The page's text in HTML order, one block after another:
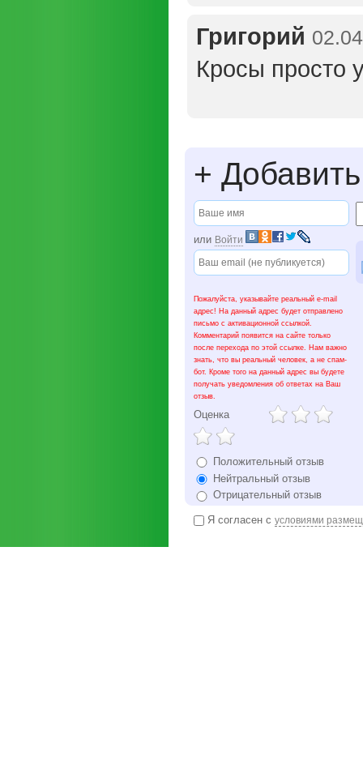
Григорий
Кросы просто
+
или Войти
Пожалуйста, указывайте реальный e-mail
адрес! На данный адрес будет отправлено
письмо с активационной ссылкой.
Комментарий появится на сайте только
после перехода по этой ссылке. Нам важно
знать, что вы реальный человек, а не спам-
бот. Кроме того на данный адрес вы будете
получать уведомления об ответах на Ваш
отзыв.
Оценка
Положительный отзыв
Нейтральный отзыв
Отрицательный отзыв
Я согласен с условиями